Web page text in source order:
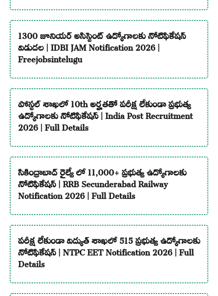
1300 జూనియర్ అసిస్టెంట్ ఉద్యోగాలకు నోటిఫికేషన్
విడుదల | IDBI JAM Notification 2026 |
Freejobsintelugu
పోస్టల్ శాఖలో 10th అర్హతతో పరీక్ష లేకుండా ప్రభుత్వ
ఉద్యోగాలకు నోటిఫికేషన్ | India Post Recruitment
2026 | Full Details
సికింద్రాబాద్ రైల్వే లో 11,000+ ప్రభుత్వ ఉద్యోగాలకు
నోటిఫికేషన్ | RRB Secunderabad Railway
Notification 2026 | Full Details
పరీక్ష లేకుండా విద్యుత్ శాఖలో 515 ప్రభుత్వ ఉద్యోగాలకు
నోటిఫికేషన్ | NTPC EET Notification 2026 | Full
Details